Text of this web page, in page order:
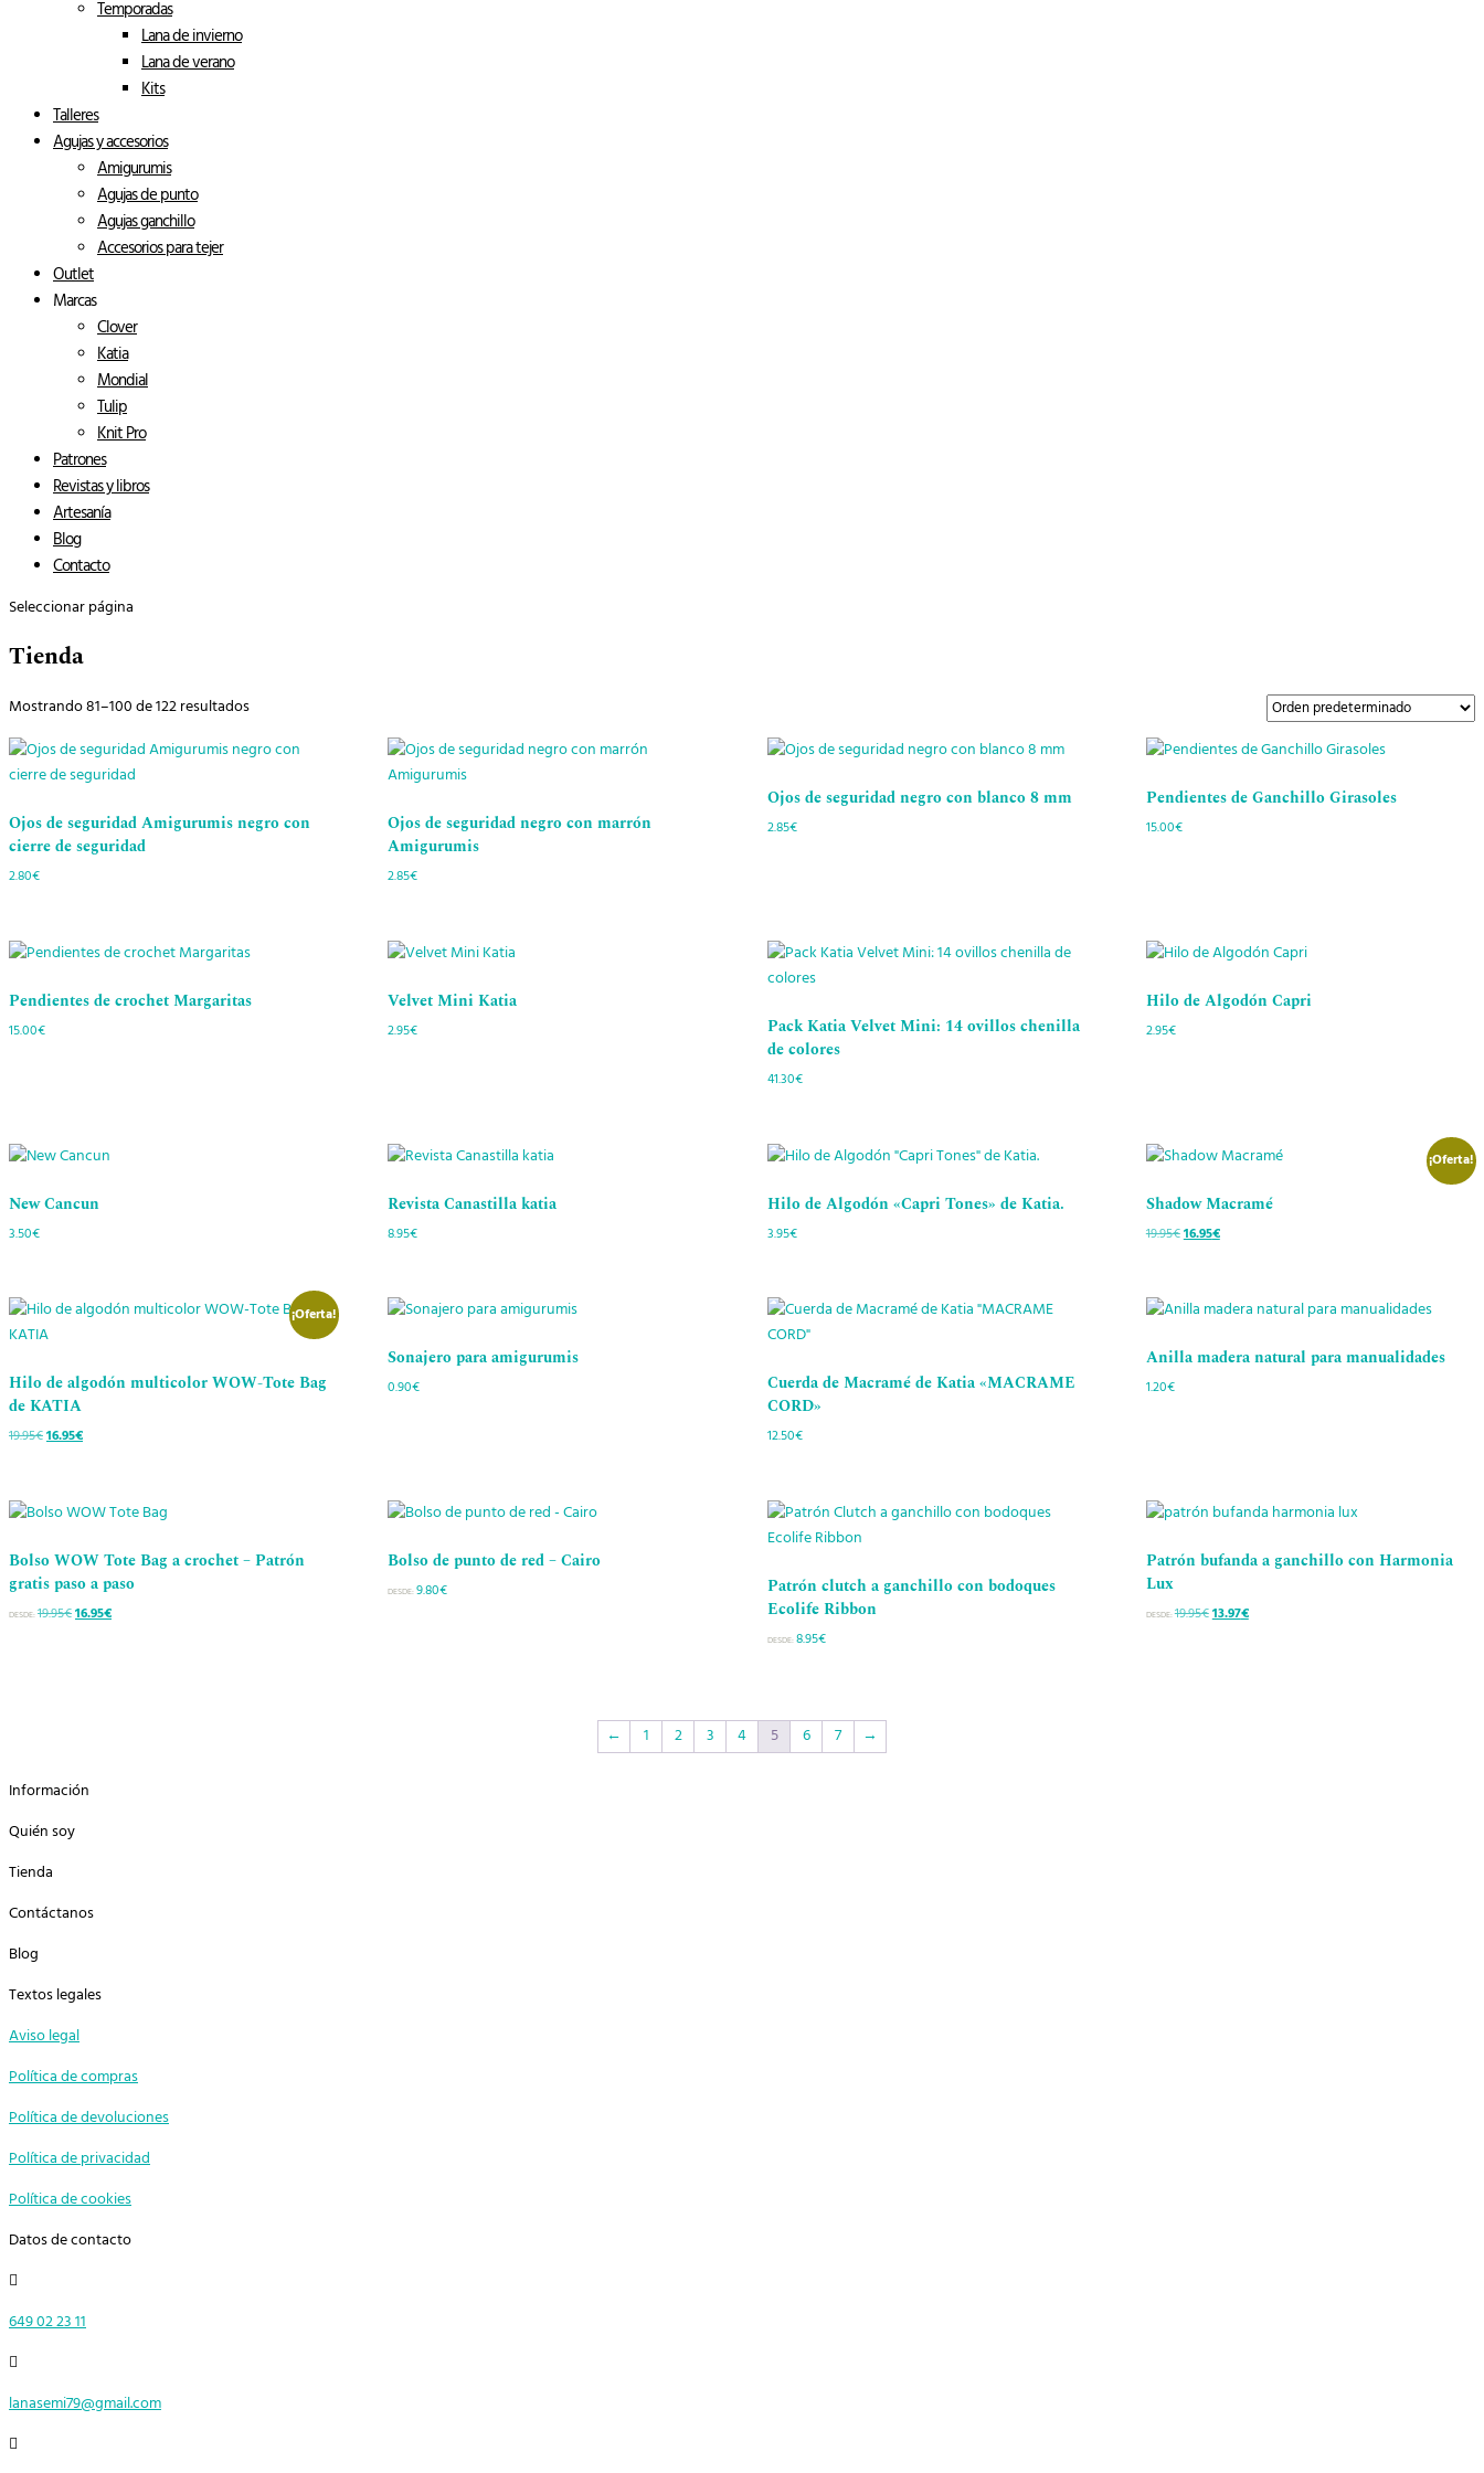
Temporadas
Lana de invierno
Lana de verano
Kits
Talleres
Agujas y accesorios
Amigurumis
Agujas de punto
Agujas ganchillo
Accesorios para tejer
Outlet
Marcas
Clover
Katia
Mondial
Tulip
Knit Pro
Patrones
Revistas y libros
Artesanía
Blog
Contacto
Seleccionar página
Tienda
Mostrando 81–100 de 122 resultados
Ojos de seguridad Amigurumis negro con
cierre de seguridad
2.80€
Ojos de seguridad negro con marrón
Amigurumis
2.85€
Ojos de seguridad negro con blanco 8 mm
2.85€
Pendientes de Ganchillo Girasoles
15.00€
Pendientes de crochet Margaritas
15.00€
Velvet Mini Katia
2.95€
Pack Katia Velvet Mini: 14 ovillos chenilla
de colores
41.30€
Hilo de Algodón Capri
2.95€
New Cancun
3.50€
Revista Canastilla katia
8.95€
Hilo de Algodón «Capri Tones» de Katia.
3.95€
¡Oferta!
Shadow Macramé
19.95€El
era:
16.95€El
es:
¡Oferta!
Hilo de algodón multicolor WOW-Tote Bag
de KATIA
19.95€El
era:
16.95€
es:
Sonajero para amigurumis
0.90€
Cuerda de Macramé de Katia «MACRAME
CORD»
12.50€
Anilla madera natural para manualidades
1.20€
Bolso WOW Tote Bag a crochet – Patrón
gratis paso a paso
DESDE: 19.95€El
16.95€
Bolso de punto de red – Cairo
DESDE:9.80€
Patrón clutch a ganchillo con bodoques
Ecolife Ribbon
DESDE: 8.95€
Patrón bufanda a ganchillo con Harmonia
Lux
DESDE:19.95€El
13.97€El
← 1 2 3 4 5 6 7 →
Información
Quién soy
Tienda
Contáctanos
Blog
Textos legales
Aviso legal
Política de compras
Política de devoluciones
Política de privacidad
Política de cookies
Datos de contacto

649 02 23 11

lanasemi79@gmail.com
